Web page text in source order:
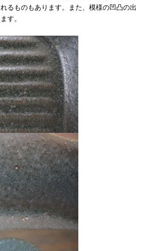
るものもあります。また、模様の凹凸の出
す。